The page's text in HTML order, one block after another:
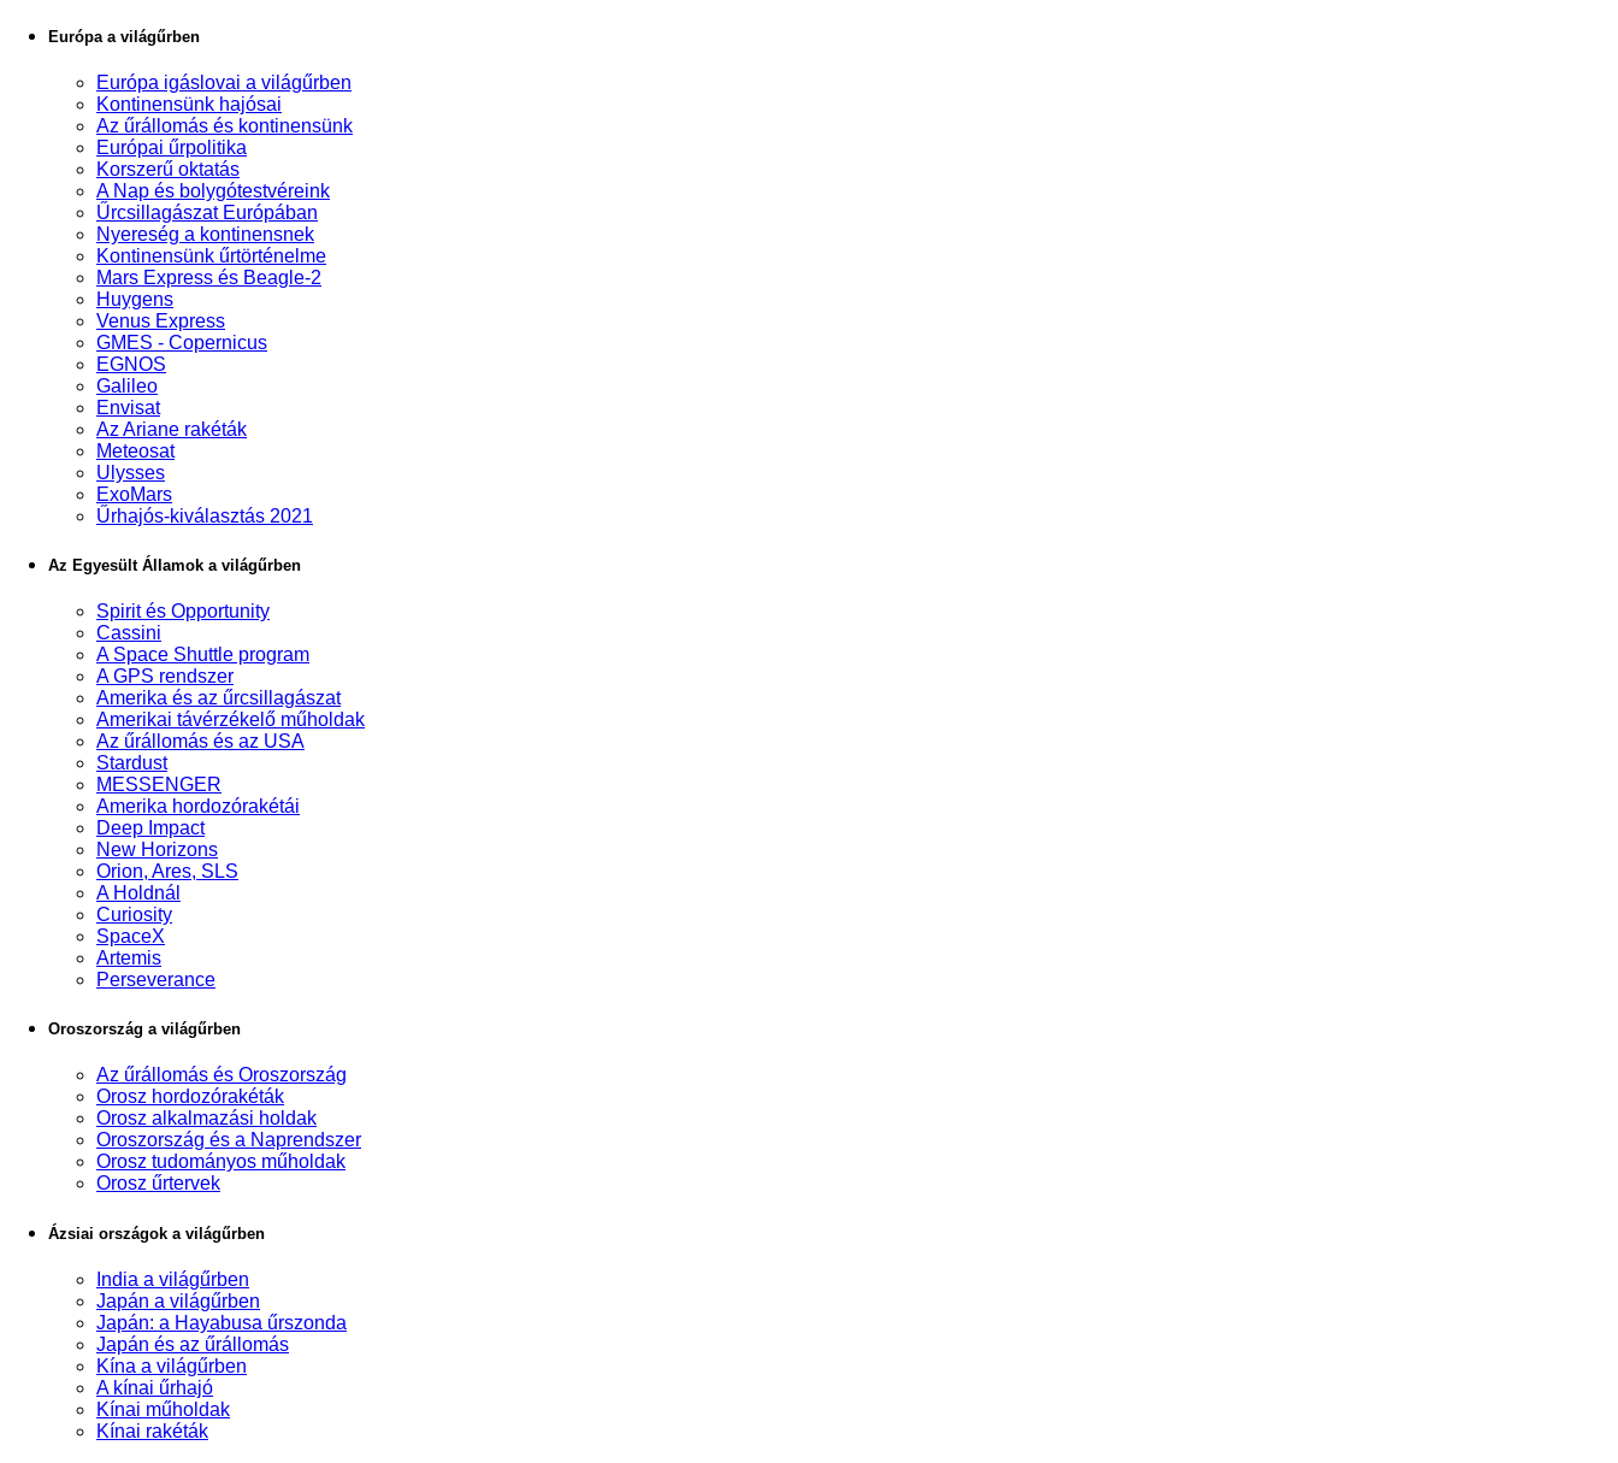
Európa a világűrben
Európa igáslovai a világűrben
Kontinensünk hajósai
Az űrállomás és kontinensünk
Európai űrpolitika
Korszerű oktatás
A Nap és bolygótestvéreink
Űrcsillagászat Európában
Nyereség a kontinensnek
Kontinensünk űrtörténelme
Mars Express és Beagle-2
Huygens
Venus Express
GMES - Copernicus
EGNOS
Galileo
Envisat
Az Ariane rakéták
Meteosat
Ulysses
ExoMars
Űrhajós-kiválasztás 2021
Az Egyesült Államok a világűrben
Spirit és Opportunity
Cassini
A Space Shuttle program
A GPS rendszer
Amerika és az űrcsillagászat
Amerikai távérzékelő műholdak
Az űrállomás és az USA
Stardust
MESSENGER
Amerika hordozórakétái
Deep Impact
New Horizons
Orion, Ares, SLS
A Holdnál
Curiosity
SpaceX
Artemis
Perseverance
Oroszország a világűrben
Az űrállomás és Oroszország
Orosz hordozórakéták
Orosz alkalmazási holdak
Oroszország és a Naprendszer
Orosz tudományos műholdak
Orosz űrtervek
Ázsiai országok a világűrben
India a világűrben
Japán a világűrben
Japán: a Hayabusa űrszonda
Japán és az űrállomás
Kína a világűrben
A kínai űrhajó
Kínai műholdak
Kínai rakéták